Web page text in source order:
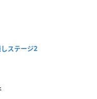
ステージ2